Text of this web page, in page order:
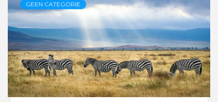
GEEN CATEGORIE